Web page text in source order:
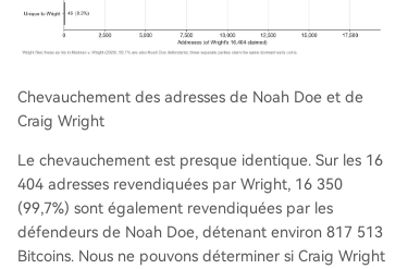
Chevauchement des adresses de Noah Doe et de
Craig Wright
Le chevauchement est presque identique. Sur les 16
404 adresses revendiquées par Wright, 16 350
(99,7%) sont également revendiquées par les
défendeurs de Noah Doe, détenant environ 817 513
Bitcoins. Nous ne pouvons déterminer si Craig Wright